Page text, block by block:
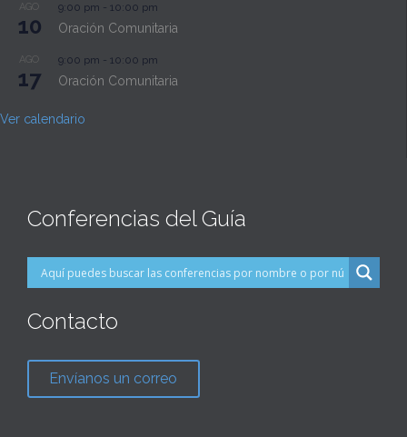
AGO
10
9:00 pm - 10:00 pm
Oración Comunitaria
AGO
17
9:00 pm - 10:00 pm
Oración Comunitaria
Ver calendario
Conferencias del Guía
Contacto
Envíanos un correo